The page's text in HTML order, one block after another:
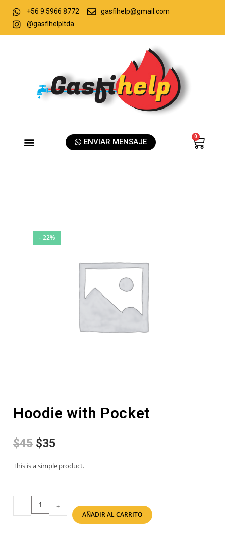
+56 9 5966 8772
gasfihelp@gmail.com
@gasfihelpltda
ENVIAR MENSAJE
0
- 22%
Hoodie with Pocket
$45 $35
This is a simple product.
- +
AÑADIR AL CARRITO